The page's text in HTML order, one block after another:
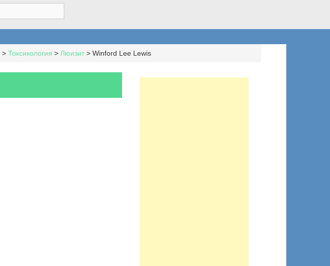
> Токсикология > Люизит > Winford Lee Lewis